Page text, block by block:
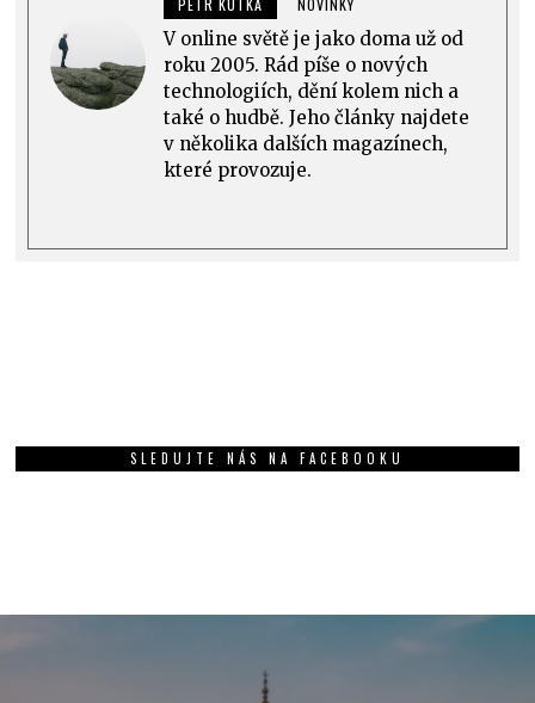
PETR KUTKA NOVINKY
V online světě je jako doma už od
roku 2005. Rád píše o nových
technologiích, dění kolem nich a
také o hudbě. Jeho články najdete
v několika dalších magazínech,
které provozuje.
SLEDUJTE NÁS NA FACEBOOKU